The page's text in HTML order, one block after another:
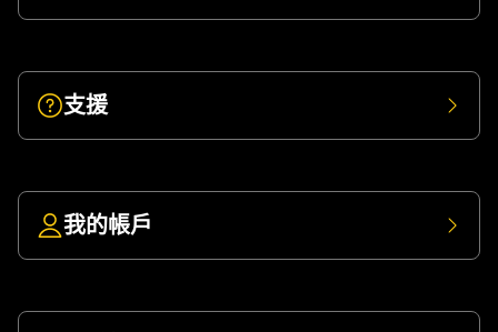
支援
我的帳戶